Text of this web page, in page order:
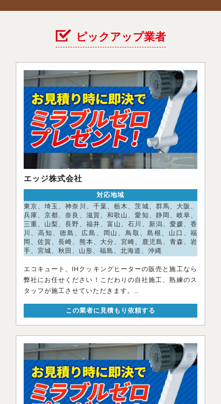
ピックアップ業者
エッジ株式会社
対応地域
東京、埼玉、神奈川、千葉、栃木、茨城、群馬、大阪、
兵庫、京都、奈良、滋賀、和歌山、愛知、静岡、岐阜、
三重、山梨、長野、福井、富山、石川、新潟、愛媛、香
川、高知、徳島、広島、岡山、鳥取、島根、山口、福
岡、佐賀、長崎、熊本、大分、宮崎、鹿児島、青森、岩
手、宮城、秋田、山形、福島、北海道、沖縄
エコキュート、IHクッキングヒーターの販売と施工なら
弊社にお任せください！こだわりの自社施工、熟練のス
タッフが施工させていただきます。
この業者に見積もり依頼する